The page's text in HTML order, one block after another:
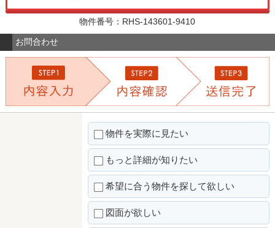
物件番号：RHS-143601-9410
お問合わせ
物件を実際に見たい
もっと詳細が知りたい
希望に合う物件を探して欲しい
図面が欲しい